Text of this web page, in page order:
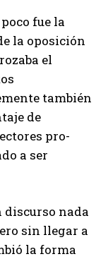
fue la
la oposición
el
también
de
pro-
a ser
discurso nada
sin llegar a
la forma